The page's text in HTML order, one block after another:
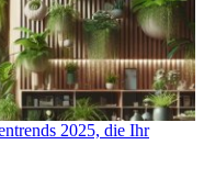
2025, die Ihr